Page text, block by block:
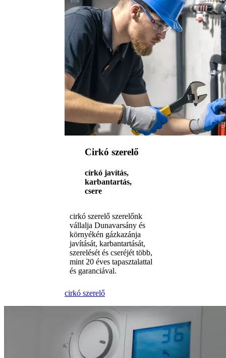
Cirkó szerelő
církó javítás,
karbantartás,
csere
cirkó szerelő szerelőnk
vállalja Dunavarsány és
környékén gázkazánja
javítását, karbantartását,
szerelését és cseréjét több,
mint 20 éves tapasztalattal
és garanciával.
cirkó szerelő